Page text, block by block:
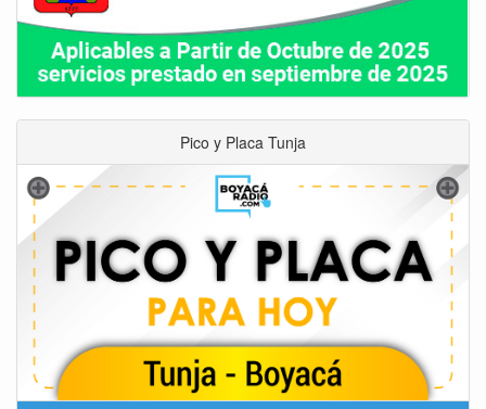
Pico y Placa Tunja